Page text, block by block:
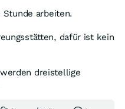
arbeiten.
dafür ist kein
dreistellige